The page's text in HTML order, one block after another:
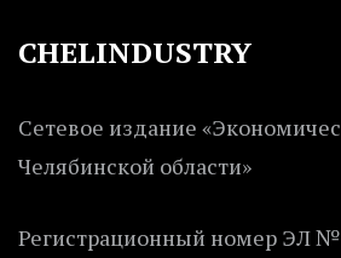
CHELINDUSTRY
Сетевое издание
Челябинской области»
Регистрационный номер ЭЛ